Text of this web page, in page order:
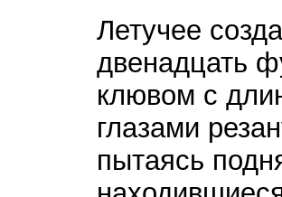
Летучее
двенадцать
клювом с
глазами
пытаясь